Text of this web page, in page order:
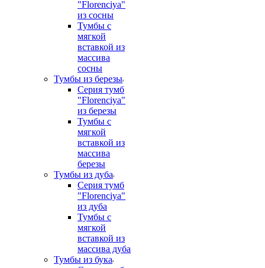
"Florenciya"
из сосны
Тумбы с
мягкой
вставкой из
массива
сосны
Тумбы из березы
Серия тумб
"Florenciya"
из березы
Тумбы с
мягкой
вставкой из
массива
березы
Тумбы из дуба
Серия тумб
"Florenciya"
из дуба
Тумбы с
мягкой
вставкой из
массива дуба
Тумбы из бука